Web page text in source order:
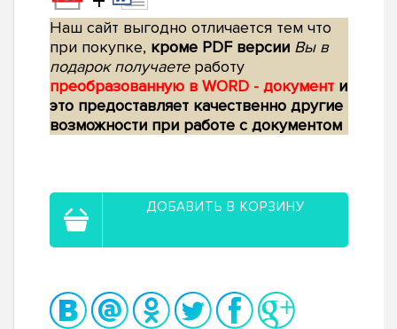
Наш сайт выгодно отличается тем что
при покупке, кроме PDF версии Вы в
подарок получаетеработу
преобразованную в WORD - документ и
это предоставляет качественно другие
возможности при работе с документом
ДОБАВИТЬ В КОРЗИНУ